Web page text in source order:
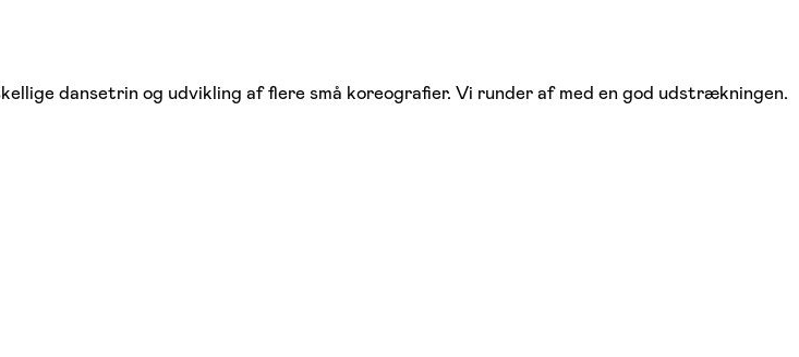
dansetrin og udvikling af flere små koreografier. Vi runder af med en god udstrækningen.